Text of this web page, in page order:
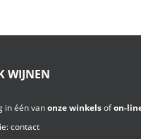
WIJNEN
in één vanonze winkelsofon-
contact